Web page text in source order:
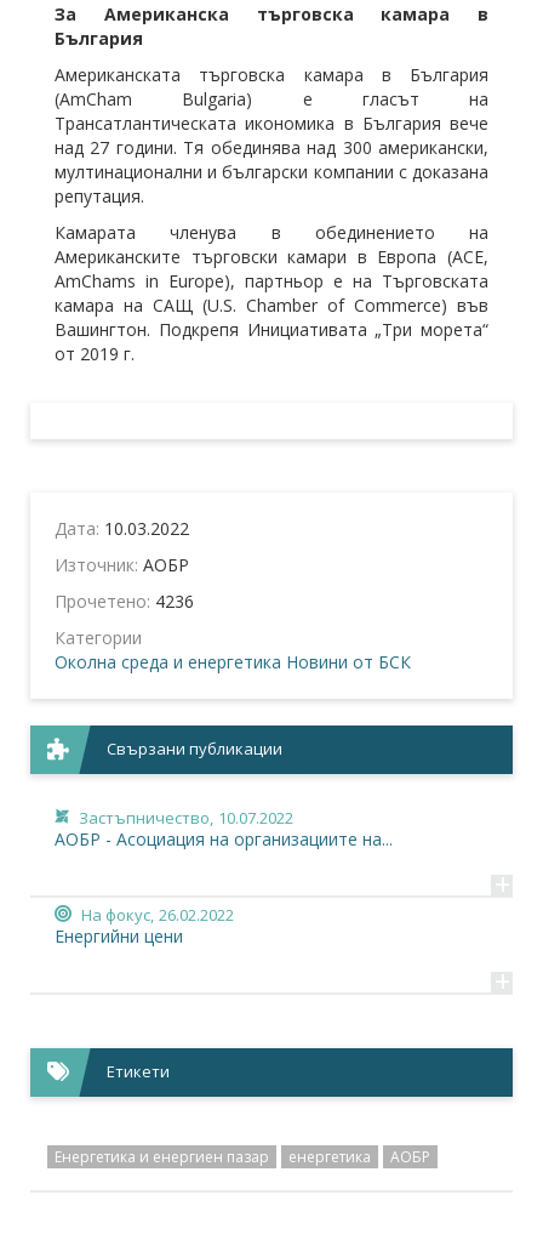
За Американска търговска камара в
България
Американската търговска камара в България
(AmCham Bulgaria) е гласът на
Трансатлантическата икономика в България вече
над 27 години. Тя обединява над 300 американски,
мултинационални и български компании с доказана
репутация.
Камарата членува в обединението на
Американските търговски камари в Европа (ACE,
AmChams in Europe), партньор е на Търговската
камара на САЩ (U.S. Chamber of Commerce) във
Вашингтон. Подкрепя Инициативата „Три морета“
от 2019 г.
Дата: 10.03.2022
Източник: АОБР
Прочетено: 4236
Категории
Околна среда и енергетика Новини от БСК
Свързани публикации
Застъпничество, 10.07.2022
АОБР - Асоциация на организациите на...
+
На фокус, 26.02.2022
Енергийни цени
+
Етикети
Енергетика и енергиен пазар енергетика АОБР